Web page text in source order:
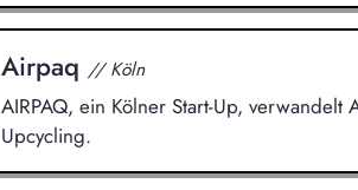
Airpaq // Köln
AIRPAQ, ein Kölner Start-Up,
Upcycling.